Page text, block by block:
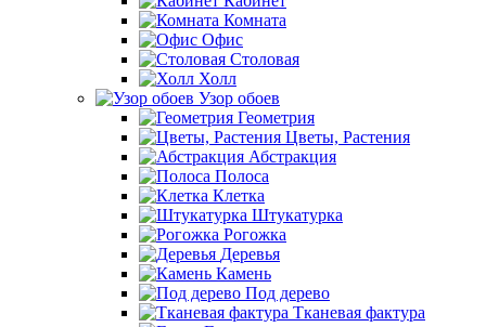
Комната
Офис
Столовая
Холл
Узор обоев
Геометрия
Цветы, Растения
Абстракция
Полоса
Клетка
Штукатурка
Рогожка
Деревья
Камень
Под дерево
Тканевая фактура